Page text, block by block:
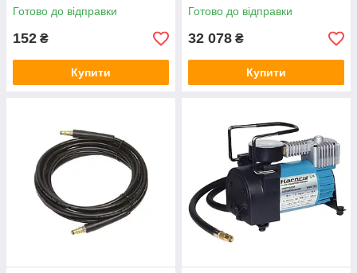
Готово до відправки
152 ₴
Купити
Готово до відправки
32 078 ₴
Купити